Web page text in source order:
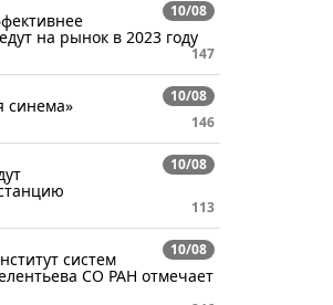
10/08
на рынок в 2023 году
147
10/08
синема»
146
10/08
113
10/08
систем
СО РАН отмечает